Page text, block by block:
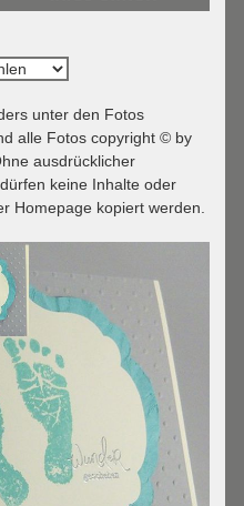
unter den Fotos
alle Fotos copyright © by
ausdrücklicher
keine Inhalte oder
Homepage kopiert werden.